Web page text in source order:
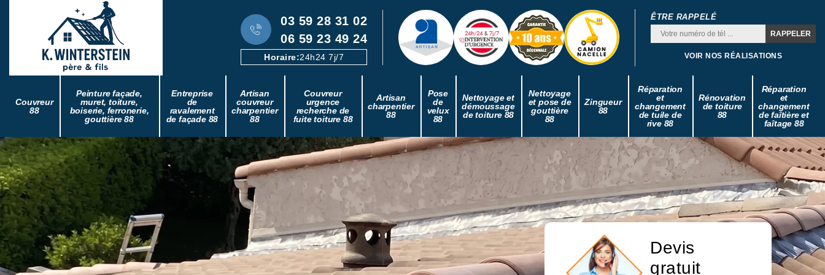
03 59 28 31 02
06 59 23 49 24
Horaire:24h24 7j/7
ÊTRE RAPPELÉ
VOIR NOS RÉALISATIONS
Couvreur
88
Peinture façade,
muret, toiture,
boiserie, ferronerie,
gouttière 88
Entreprise
de
ravalement
de façade 88
Artisan
couvreur
charpentier
88
Couvreur
urgence
recherche de
fuite toiture 88
Artisan
charpentier
88
Pose
de
velux
88
Nettoyage et
démoussage
de toiture 88
Nettoyage
et pose de
gouttière
88
Zingueur
88
Réparation
et
changement
de tuile de
rive 88
Rénovation
de toiture
88
Réparation
et
changement
de faîtière et
faîtage 88
Devis
gratuit